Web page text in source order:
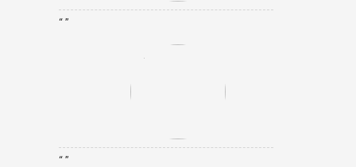
“ ”
“ ”